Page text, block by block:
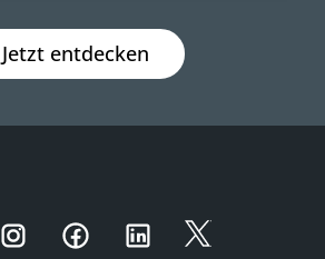
Jetzt entdecken
YoutubeInstagramFacebookLinkedIn